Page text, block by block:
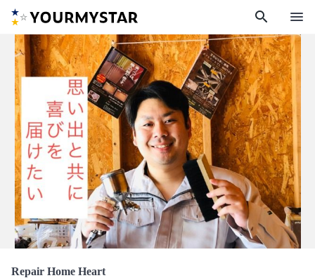
search menu
Repair Home Heart